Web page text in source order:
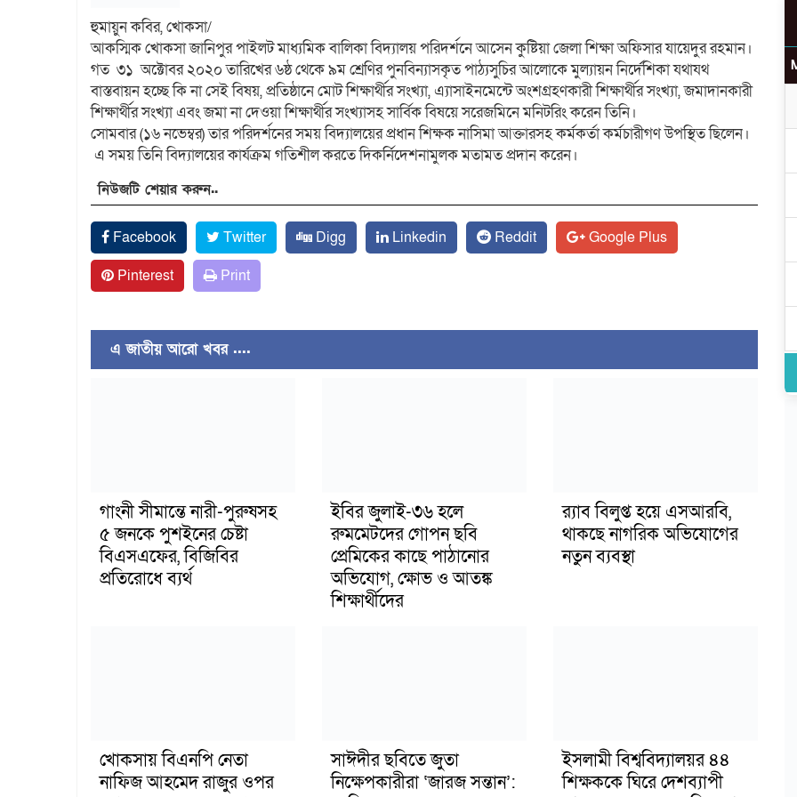
হুমায়ুন কবির, খোকসা/
আকস্মিক খোকসা জানিপুর পাইলট মাধ্যমিক বালিকা বিদ্যালয় পরিদর্শনে আসেন কুষ্টিয়া জেলা শিক্ষা অফিসার যায়েদুর রহমান।
গত ৩১ অক্টোবর ২০২০ তারিখের ৬ষ্ঠ থেকে ৯ম শ্রেণির পুনবিন্যাসকৃত পাঠ্যসুচির আলোকে মুল্যায়ন নির্দেশিকা যথাযথ
বাস্তবায়ন হচ্ছে কি না সেই বিষয়, প্রতিষ্ঠানে মোট শিক্ষার্থীর সংখ্যা, এ্যাসাইনমেন্টে অংশগ্রহণকারী শিক্ষার্থীর সংখ্যা, জমাদানকারী
শিক্ষার্থীর সংখ্যা এবং জমা না দেওয়া শিক্ষার্থীর সংখ্যাসহ সার্বিক বিষয়ে সরেজমিনে মনিটরিং করেন তিনি।
সোমবার (১৬ নভেম্বর) তার পরিদর্শনের সময় বিদ্যালয়ের প্রধান শিক্ষক নাসিমা আক্তারসহ কর্মকর্তা কর্মচারীগণ উপস্থিত ছিলেন।
এ সময় তিনি বিদ্যালয়ের কার্যক্রম গতিশীল করতে দিকর্নিদেশনামুলক মতামত প্রদান করেন।
নিউজটি শেয়ার করুন..
Facebook Twitter Digg Linkedin Reddit
Google Plus
Pinterest
Print
এ জাতীয় আরো খবর ....
গাংনী সীমান্তে নারী-পুরুষসহ
৫ জনকে পুশইনের চেষ্টা
বিএসএফের, বিজিবির
প্রতিরোধে ব্যর্থ
ইবির জুলাই-৩৬ হলে
রুমমেটদের গোপন ছবি
প্রেমিকের কাছে পাঠানোর
অভিযোগ, ক্ষোভ ও আতঙ্ক
শিক্ষার্থীদের
র‍্যাব বিলুপ্ত হয়ে এসআরবি,
থাকছে নাগরিক অভিযোগের
নতুন ব্যবস্থা
খোকসায় বিএনপি নেতা
নাফিজ আহমেদ রাজুর ওপর
সাঈদীর ছবিতে জুতা
নিক্ষেপকারীরা ‘জারজ সন্তান’:
ইসলামী বিশ্ববিদ্যালয়র ৪৪
শিক্ষককে ঘিরে দেশব্যাপী